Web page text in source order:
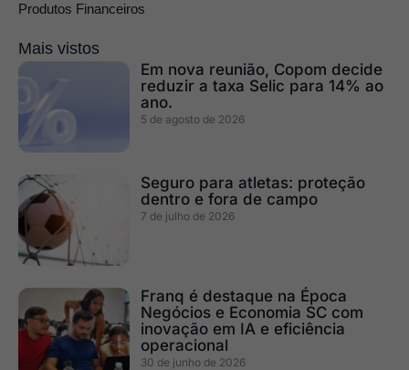
Produtos Financeiros
Mais vistos
Em nova reunião, Copom decide
reduzir a taxa Selic para 14% ao
ano.
5 de agosto de 2026
Seguro para atletas: proteção
dentro e fora de campo
7 de julho de 2026
Franq é destaque na Época
Negócios e Economia SC com
inovação em IA e eficiência
operacional
30 de junho de 2026